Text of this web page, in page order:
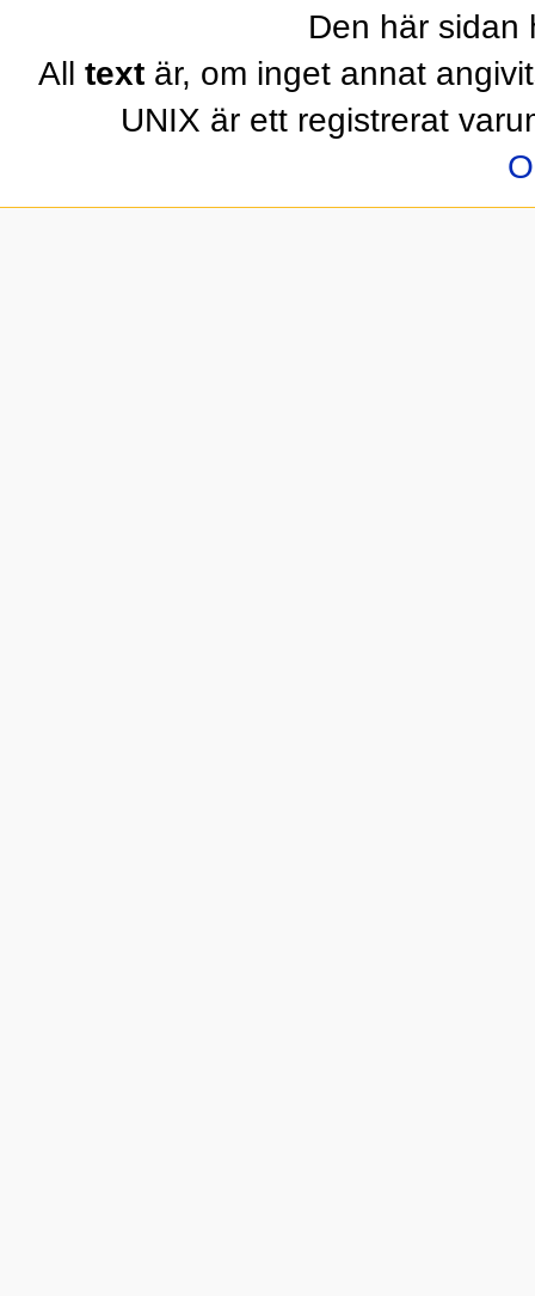
Den här sidan
All textär, om inget annat
UNIX är ett registrerat